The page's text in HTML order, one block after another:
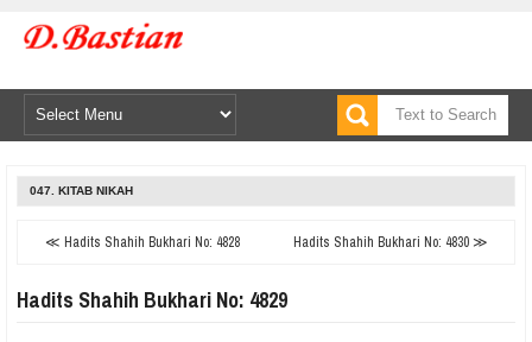
047. KITAB NIKAH
≪ Hadits Shahih Bukhari No: 4828 Hadits Shahih Bukhari No: 4830 ≫
Hadits Shahih Bukhari No: 4829